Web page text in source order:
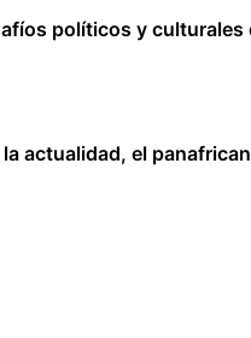
políticos y culturales
actualidad, el